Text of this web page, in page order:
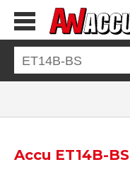
Accu ET14B-BS